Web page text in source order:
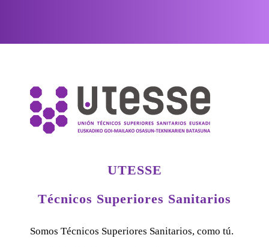
UTESSE
Técnicos Superiores Sanitarios
Somos Técnicos Superiores Sanitarios, como tú.